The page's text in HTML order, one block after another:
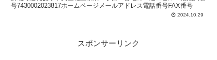
号7430002023817ホームページメールアドレス電話番号FAX番号
2024.10.29
スポンサーリンク